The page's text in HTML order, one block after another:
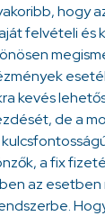
hogy
felvételi és
kevés
de a
a fix
az